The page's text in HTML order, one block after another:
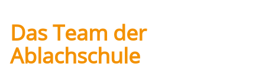
Das Team der
Ablachschule